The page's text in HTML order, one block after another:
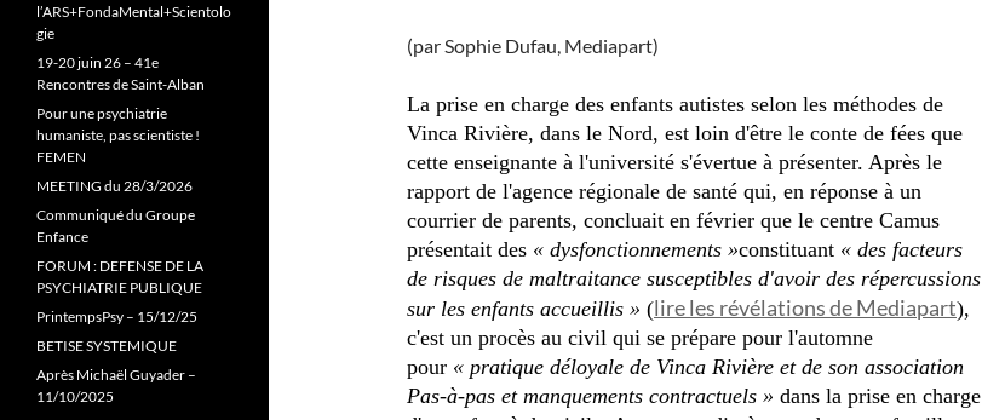
(par Sophie Dufau, Mediapart)
La prise en charge des enfants autistes selon les méthodes de
Vinca Rivière, dans le Nord, est loin d'être le conte de fées que
cette enseignante à l'université s'évertue à présenter. Après le
rapport de l'agence régionale de santé qui, en réponse à un
courrier de parents, concluait en février que le centre Camus
présentait des « dysfonctionnements »constituant « des facteurs
de risques de maltraitance susceptibles d'avoir des répercussions
sur les enfants accueillis » (lire les révélations de Mediapart),
c'est un procès au civil qui se prépare pour l'automne
pour « pratique déloyale de Vinca Rivière et de son association
Pas-à-pas et manquements contractuels » dans la prise en charge
l’ARS+FondaMental+Scientolo
gie
19-20 juin 26 – 41e
Rencontres de Saint-Alban
Pour une psychiatrie
humaniste, pas scientiste !
FEMEN
MEETING du 28/3/2026
Communiqué du Groupe
Enfance
FORUM : DEFENSE DE LA
PSYCHIATRIE PUBLIQUE
PrintempsPsy – 15/12/25
BETISE SYSTEMIQUE
Après Michaël Guyader –
11/10/2025